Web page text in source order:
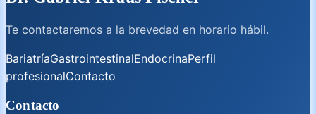
Te contactaremos a la brevedad en horario hábil.
BariatríaGastrointestinalEndocrinaPerfil
profesionalContacto
Contacto